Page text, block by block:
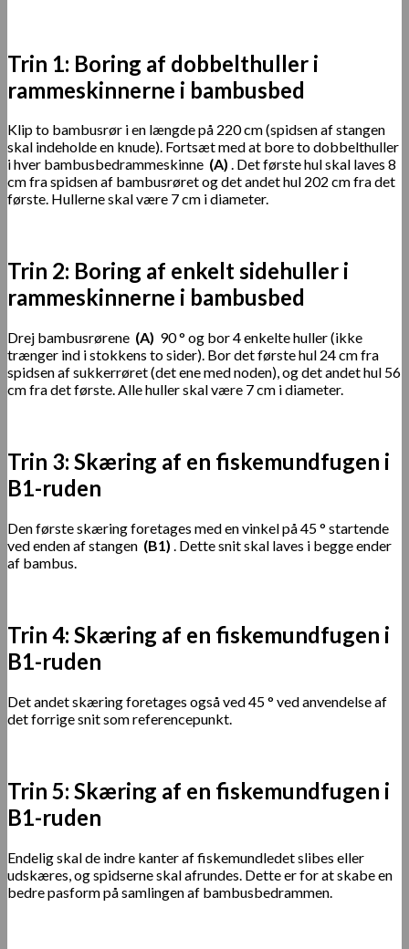
Trin 1: Boring af dobbelthuller i
rammeskinnerne i bambusbed
Klip to bambusrør i en længde på 220 cm (spidsen af ​​stangen
skal indeholde en knude). Fortsæt med at bore to dobbelthuller
i hver bambusbedrammeskinne (A) . Det første hul skal laves 8
cm fra spidsen af ​​bambusrøret og det andet hul 202 cm fra det
første. Hullerne skal være 7 cm i diameter.
Trin 2: Boring af enkelt sidehuller i
rammeskinnerne i bambusbed
Drej bambusrørene (A) 90 ° og bor 4 enkelte huller (ikke
trænger ind i stokkens to sider). Bor det første hul 24 cm fra
spidsen af ​​sukkerrøret (det ene med noden), og det andet hul 56
cm fra det første. Alle huller skal være 7 cm i diameter.
Trin 3: Skæring af en fiskemundfugen i
B1-ruden
Den første skæring foretages med en vinkel på 45 ° startende
ved enden af ​​stangen (B1) . Dette snit skal laves i begge ender
af bambus.
Trin 4: Skæring af en fiskemundfugen i
B1-ruden
Det andet skæring foretages også ved 45 ° ved anvendelse af
det forrige snit som referencepunkt.
Trin 5: Skæring af en fiskemundfugen i
B1-ruden
Endelig skal de indre kanter af fiskemundledet slibes eller
udskæres, og spidserne skal afrundes. Dette er for at skabe en
bedre pasform på samlingen af ​​bambusbedrammen.